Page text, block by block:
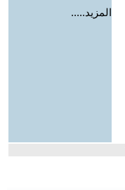
المزيد.....